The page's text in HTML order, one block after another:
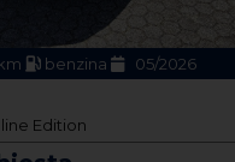
benzina 05/2026
line Edition